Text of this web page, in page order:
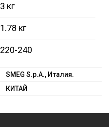
3 кг
1.78 кг
220-240
SMEG S.p.A., Италия.
КИТАЙ